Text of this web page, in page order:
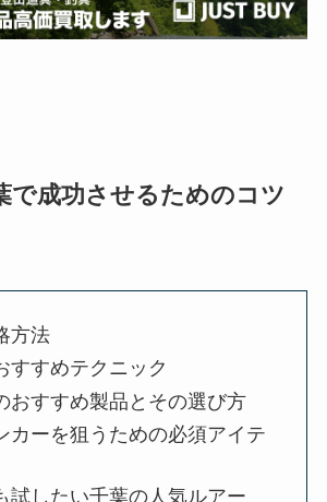
で成功させるためのコツ
方法
すすめテクニック
おすすめ製品とその選び方
カーを狙うための必須アイテ
試したい千葉の人気ルアー